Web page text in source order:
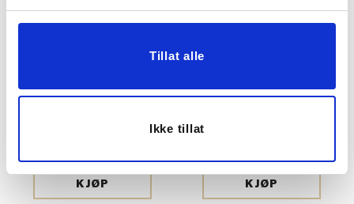
Tillat alle
Ikke tillat
SENGESETT ADELE
KJØP
SENGESETT ADELE
KJØP